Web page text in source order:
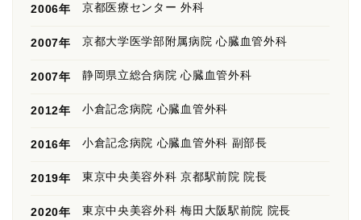
2006年 京都医療センター 外科
2007年 京都大学医学部附属病院 心臓血管外科
2007年 静岡県立総合病院 心臓血管外科
2012年 小倉記念病院 心臓血管外科
2016年 小倉記念病院 心臓血管外科 副部長
2019年 東京中央美容外科 京都駅前院 院長
2020年 東京中央美容外科 梅田大阪駅前院 院長